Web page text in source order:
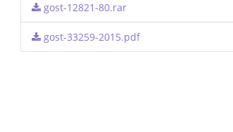
gost-12821-80.rar
gost-33259-2015.pdf